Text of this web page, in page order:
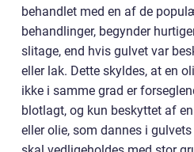
behandlet med en af de
behandlinger, begynder
slitage, end hvis gulvet var
eller lak. Dette skyldes, at en
ikke i samme grad er
blotlagt, og kun beskyttet af
eller olie, som dannes i